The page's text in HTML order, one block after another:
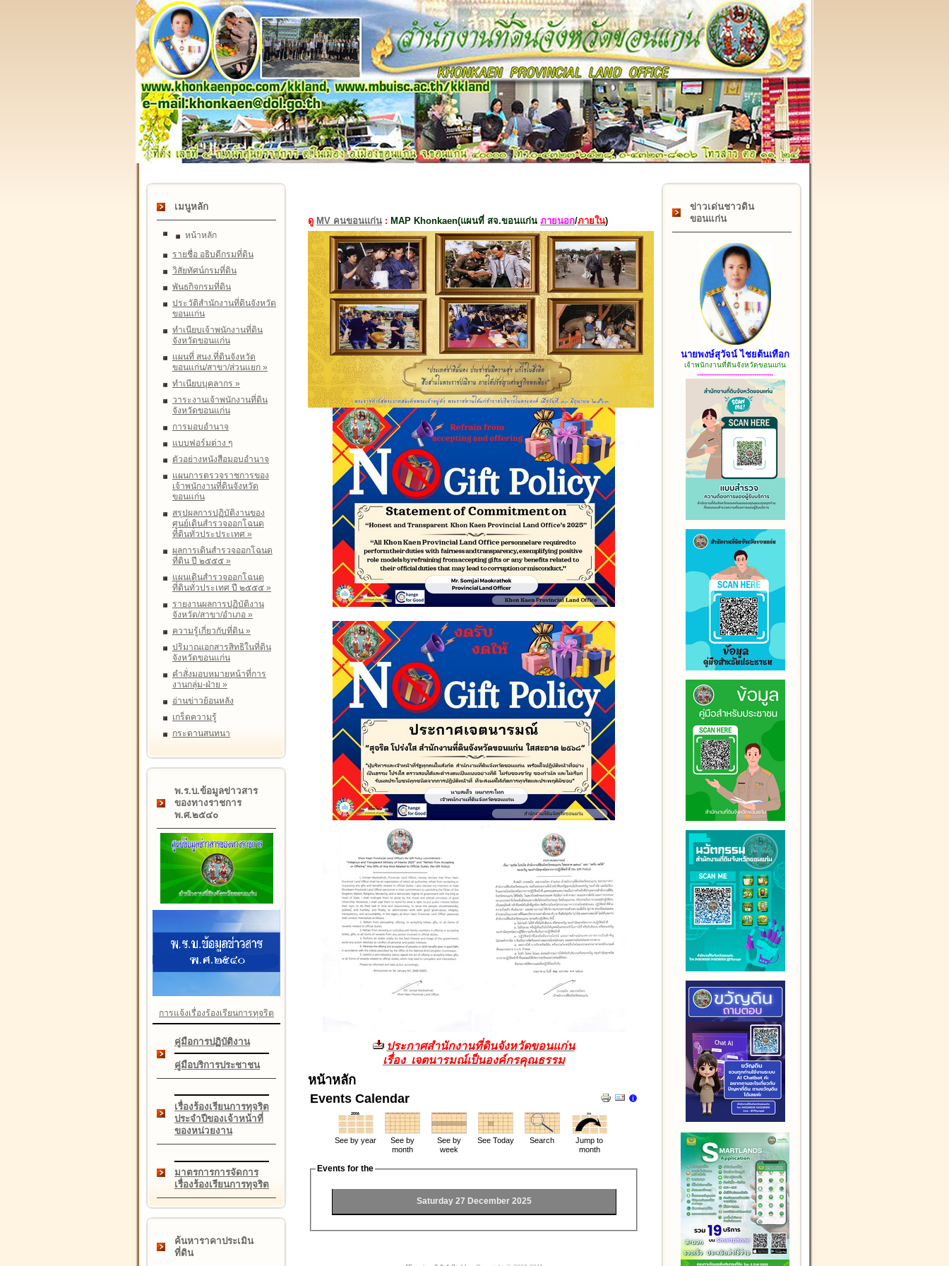
เมนูหลัก
หน้าหลัก
รายชื่อ อธิบดีกรมที่ดิน
วิสัยทัศน์กรมที่ดิน
พันธกิจกรมที่ดิน
ประวัติสำนักงานที่ดินจังหวัด
ขอนแก่น
ทำเนียบเจ้าพนักงานที่ดิน
จังหวัดขอนแก่น
แผนที่ สนง.ที่ดินจังหวัด
ขอนแก่น/สาขา/ส่วนแยก »
ทำเนียบบุคลากร »
วาระงานเจ้าพนักงานที่ดิน
จังหวัดขอนแก่น
การมอบอำนาจ
แบบฟอร์มต่าง ๆ
ตัวอย่างหนังสือมอบอำนาจ
แผนการตรวจราชการของ
เจ้าพนักงานที่ดินจังหวัด
ขอนแก่น
สรุปผลการปฏิบัติงานของ
ศูนย์เดินสำรวจออกโฉนด
ที่ดินทั่วประประเทศ »
ผลการเดินสำรวจออกโฉนด
ที่ดิน ปี ๒๕๕๕ »
แผนเดินสำรวจออกโฉนด
ที่ดินทั่วประเทศ ปี ๒๕๕๕ »
รายงานผลการปฏิบัติงาน
จังหวัด/สาขา/อำเภอ »
ความรู้เกี่ยวกับที่ดิน »
ปริมาณเอกสารสิทธิในที่ดิน
จังหวัดขอนแก่น
คำสั่งมอบหมายหน้าที่การ
งานกลุ่ม-ฝ่าย »
อ่านข่าวย้อนหลัง
เกร็ดความรู้
กระดานสนทนา
พ.ร.บ.ข้อมูลข่าวสาร
ของทางราชการ
พ.ศ.๒๕๔๐
การแจ้งเรื่องร้องเรียนการทุจริต
คู่มือการปฏิบัติงาน
คู่มือบริการประชาชน
เรื่องร้องเรียนการทุจริต
ประจำปีของเจ้าหน้าที่
ของหน่วยงาน
มาตรการการจัดการ
เรื่องร้องเรียนการทุจริต
ค้นหาราคาประเมิน
ที่ดิน
๑๗ กุมภาพันธ์ "วันคล้ายวันสถาปนากรมที่ดิน" ครบรอบ ๑๒๒
ดู MV คนขอนแก่น : MAP Khonkaen(แผนที่ สจ.ขอนแก่น ภายนอก/ภายใน)
ประกาศสำนักงานที่ดินจังหวัดขอนแก่น
เรื่อง เจตนารมณ์เป็นองค์กรคุณธรรม
หน้าหลัก
Events Calendar
See by year
See by
month
See by
week
See Today Search
Jump to
month
Events for the
Saturday 27 December 2025
ข่าวเด่นชาวดิน
ขอนแก่น
นายพงษ์สุวัจน์ ไชยต้นเทือก
เจ้าพนักงานที่ดินจังหวัดขอนแก่น
------------------------------------